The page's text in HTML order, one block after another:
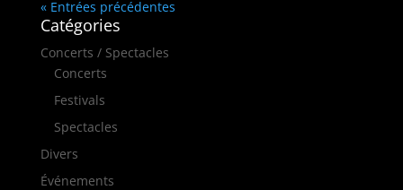
« Entrées précédentes
Catégories
Concerts / Spectacles
Concerts
Festivals
Spectacles
Divers
Événements